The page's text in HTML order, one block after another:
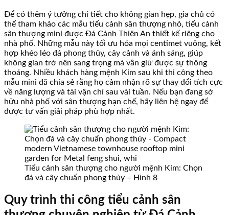
Để có thêm ý tưởng chi tiết cho không gian hẹp, gia chủ có
thể tham khảo các mẫu tiểu cảnh sân thượng nhỏ, tiểu cảnh
sân thượng mini được Đá Cảnh Thiên An thiết kế riêng cho
nhà phố. Những mẫu này tối ưu hóa mọi centimet vuông, kết
hợp khéo léo đá phong thủy, cây cảnh và ánh sáng, giúp
không gian trở nên sang trọng mà vẫn giữ được sự thông
thoáng. Nhiều khách hàng mệnh Kim sau khi thi công theo
mẫu mini đã chia sẻ rằng họ cảm nhận rõ sự thay đổi tích cực
về năng lượng và tài vận chỉ sau vài tuần. Nếu bạn đang sở
hữu nhà phố với sân thượng hạn chế, hãy liên hệ ngay để
được tư vấn giải pháp phù hợp nhất.
Tiểu cảnh sân thượng cho người mệnh Kim: Chọn
đá và cây chuẩn phong thủy – Hình 8
Quy trình thi công tiểu cảnh sân